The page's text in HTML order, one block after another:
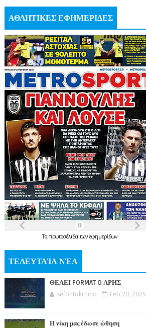
ΑΘΛΗΤΙΚΕΣ ΕΦΗΜΕΡΙΔΕΣ
Τα πρωτοσέλιδατων εφημερίδων
ΤΕΛΕΥΤΑΊΑ ΝΈΑ
ΘΕΛΕΙ FORMAT O ΑΡΗΣ
sefontokitrino Feb 20, 2025
Η νίκη μας έδωσε ώθηση